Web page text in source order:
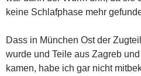
keine Schlafphase mehr
Dass in München Ost der
wurde und Teile aus Zagreb
kamen, habe ich gar nicht